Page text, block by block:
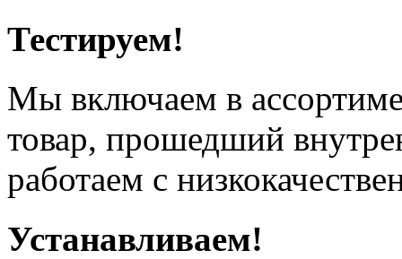
Тестируем!
Мы включаем в
товар, прошедший
работаем с
Устанавливаем!